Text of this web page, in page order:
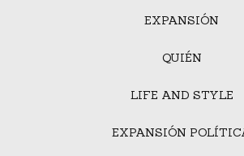
EXPANSIÓN
QUIÉN
LIFE AND STYLE
EXPANSIÓN